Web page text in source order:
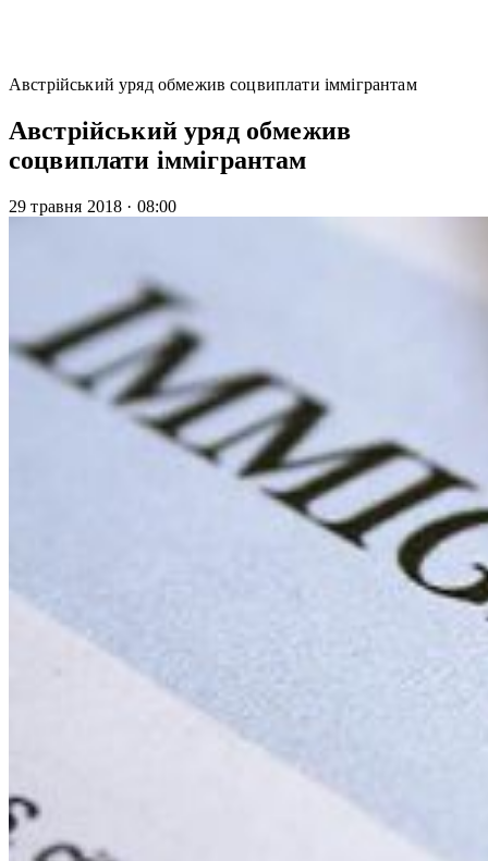
Австрійський уряд обмежив соцвиплати іммігрантам
Австрійський уряд обмежив
соцвиплати іммігрантам
29 травня 2018 · 08:00